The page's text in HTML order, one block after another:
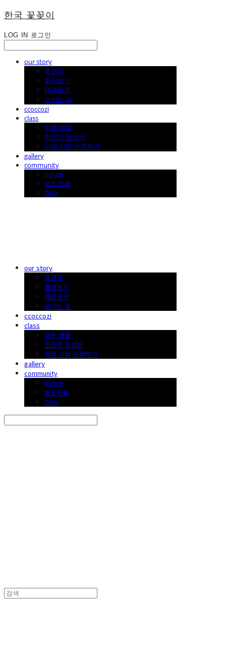
한국 꽃꽂이
LOG IN 로그인
our story
호경재
둘러보기
대관문의
오시는 길
ccoccozi
class
하루 배움
전문가 양성반
사범 시험 신청하기
gallery
community
notice
보도자료
Q&A
our story
호경재
둘러보기
대관문의
오시는 길
ccoccozi
class
하루 배움
전문가 양성반
사범 시험 신청하기
gallery
community
notice
보도자료
Q&A